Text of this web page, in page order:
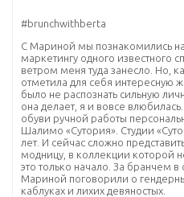
‪#‎brunchwithberta‬
С Мариной мы познакомились
маркетингу одного известного
ветром меня туда занесло. Но,
отметила для себя интересную
было не распознать сильную
она делает, я и вовсе влюбилась.
обуви ручной работы
Шалимо «Сутория». Студии
лет. И сейчас сложно
модницу, в коллекции которой
это только начало. За бранчем в
Мариной поговорили о
каблуках и лихих девяностых.